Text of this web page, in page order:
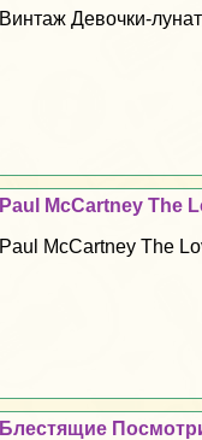
Винтаж Дeвoчки-
Paul McCartney The
Paul McCartney The
Блестящие